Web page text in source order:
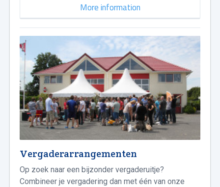
More information
Vergaderarrangementen
Op zoek naar een bijzonder vergaderuitje?
Combineer je vergadering dan met één van onze